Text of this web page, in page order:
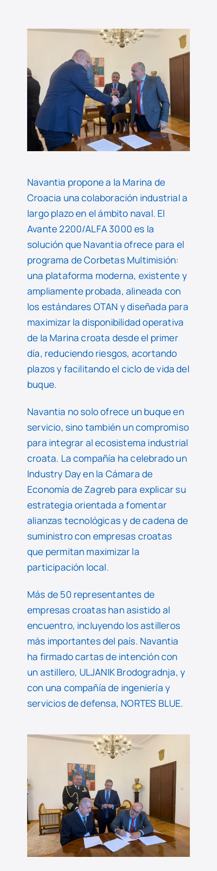
Navantia propone a la Marina de
Croacia una colaboración industrial a
largo plazo en el ámbito naval. El
Avante 2200/ALFA 3000 es la
solución que Navantia ofrece para el
programa de Corbetas Multimisión:
una plataforma moderna, existente y
ampliamente probada, alineada con
los estándares OTAN y diseñada para
maximizar la disponibilidad operativa
de la Marina croata desde el primer
día, reduciendo riesgos, acortando
plazos y facilitando el ciclo de vida del
buque.
Navantia no solo ofrece un buque en
servicio, sino también un compromiso
para integrar al ecosistema industrial
croata. La compañía ha celebrado un
Industry Day en la Cámara de
Economía de Zagreb para explicar su
estrategia orientada a fomentar
alianzas tecnológicas y de cadena de
suministro con empresas croatas
que permitan maximizar la
participación local.
Más de 50 representantes de
empresas croatas han asistido al
encuentro, incluyendo los astilleros
más importantes del país. Navantia
ha firmado cartas de intención con
un astillero, ULJANIK Brodogradnja, y
con una compañía de ingeniería y
servicios de defensa, NORTES BLUE.